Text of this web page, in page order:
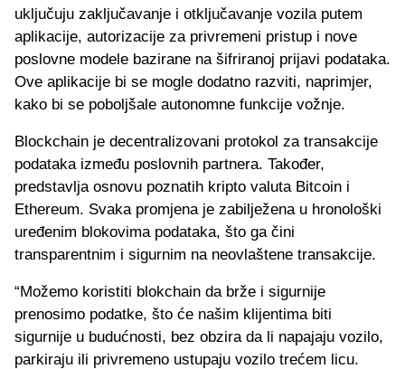
uključuju zaključavanje i otključavanje vozila putem
aplikacije, autorizacije za privremeni pristup i nove
poslovne modele bazirane na šifriranoj prijavi podataka.
Ove aplikacije bi se mogle dodatno razviti, naprimjer,
kako bi se poboljšale autonomne funkcije vožnje.
Blockchain je decentralizovani protokol za transakcije
podataka između poslovnih partnera. Također,
predstavlja osnovu poznatih kripto valuta Bitcoin i
Ethereum. Svaka promjena je zabilježena u hronološki
uređenim blokovima podataka, što ga čini
transparentnim i sigurnim na neovlaštene transakcije.
“Možemo koristiti blokchain da brže i sigurnije
prenosimo podatke, što će našim klijentima biti
sigurnije u budućnosti, bez obzira da li napajaju vozilo,
parkiraju ili privremeno ustupaju vozilo trećem licu.